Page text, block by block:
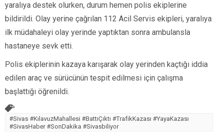
yaralıya destek olurken, durum hemen polis ekiplerine
bildirildi. Olay yerine çağrılan 112 Acil Servis ekipleri, yaralıya
ilk müdahaleyi olay yerinde yaptıktan sonra ambulansla
hastaneye sevk etti.
Polis ekiplerinin kazaya karışarak olay yerinden kaçtığı iddia
edilen araç ve sürücünün tespit edilmesi için çalışma
başlattığı öğrenildi.
#Sivas #KılavuzMahallesi #BattıÇıktı #TrafikKazası #YayaKazası
#SivasHaber #SonDakika #Sivasbiliyor